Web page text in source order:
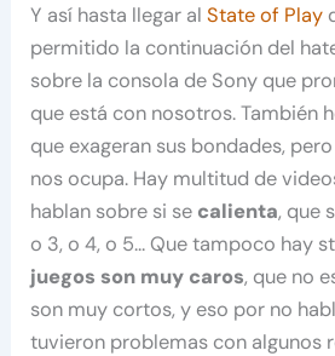
Y así hasta llegar al State of Play
permitido la continuación del
sobre la consola de Sony que
que está con nosotros. También
que exageran sus bondades,
nos ocupa. Hay multitud de
hablan sobre si se calienta, que
o 3, o 4, o 5… Que tampoco hay
juegos son muy caros, que no
son muy cortos, y eso por no
tuvieron problemas con algunos